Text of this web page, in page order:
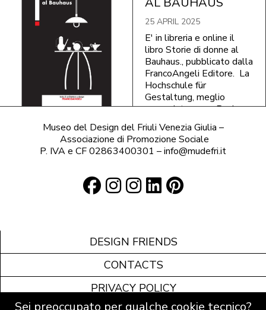
25 APRIL 2025
E' in libreria e online il
libro Storie di donne al
Bauhaus., pubblicato dalla
FrancoAngeli Editore. La
Hochschule für
Gestaltung, meglio
conosciuta come Bauhaus,
fu chiusa dai nazisti nel
1933, ma continuò in
forma privata fino al
1935. In tre lustri di
millecinquecento
studenti, di cui circa un
una premessa che parla
anche di donne che si
sono cimentate nel
campo della
progettazione dal
Museo del Design del Friuli Venezia Giulia –
Associazione di Promozione Sociale
P. IVA e CF 02863400301 – info@mudefri.it
DESIGN FRIENDS
CONTACTS
PRIVACY POLICY
Sei preoccupato per qualche cookie tecnico?